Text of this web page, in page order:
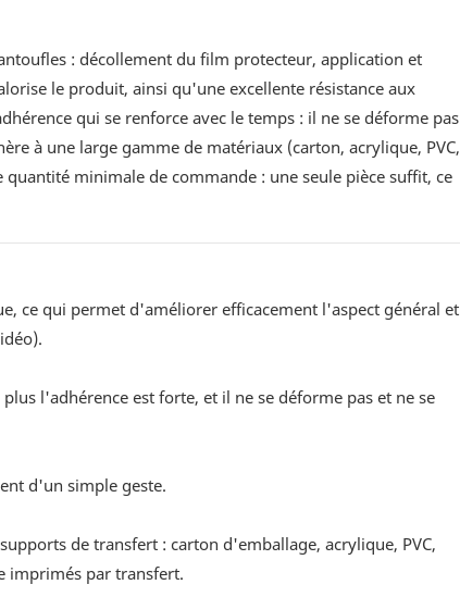
: décollement du film protecteur, application et
le produit, ainsi qu'une excellente résistance aux
qui se renforce avec le temps : il ne se déforme pas
à une large gamme de matériaux (carton, acrylique, PVC,
minimale de commande : une seule pièce suffit, ce
ce qui permet d'améliorer efficacement l'aspect général et
l'adhérence est forte, et il ne se déforme pas et ne se
d'un simple geste.
de transfert : carton d'emballage, acrylique, PVC,
imprimés par transfert.